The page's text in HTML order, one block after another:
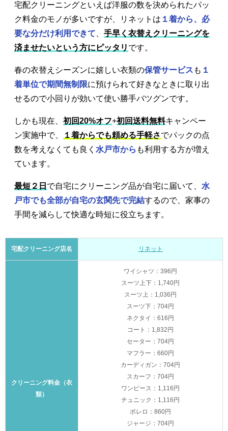
宅配クリーニングといえば洋服の数を決められたパッ
ク料金のモノが多いですが、リネットは １着から、必
要な分だけ利用できて
手早く衣替えクリーニングを
済ませたいという方にピッタリ です。
春の衣替えシーズンに嬉しい衣類の保管サービス も １
着単位で期間無制限に預けられて好きなときに取り出
せるので小回りが効いて使い勝手バツグンです。
しかも現在、 初回20%オフ+初回送料無料キャンペー
ン実施中で、
１着からでも頼める手軽さでパックの点
数を考えなくても良く 水戸市から も利用する方が増え
ています。
最短２日 で自宅にクリーニング品が自宅に届いて、 水
戸市でも全部が自宅の玄関先で完結するので、家事の
手間を減らして快適な時短に役立ちます。
宅配クリーニング店名 リネット
クリーニング料金（衣
類）
ワイシャツ：396円
スーツ上下：1,740円
スーツ上：1,036円
スーツ下：704円
ネクタイ：616円
コート：1,832円
セーター：704円
マフラー：660円
カーディガン：704円
スカーフ：704円
ワンピース：1,116円
チュニック：1,116円
ボレロ：860円
ジャージ：704円